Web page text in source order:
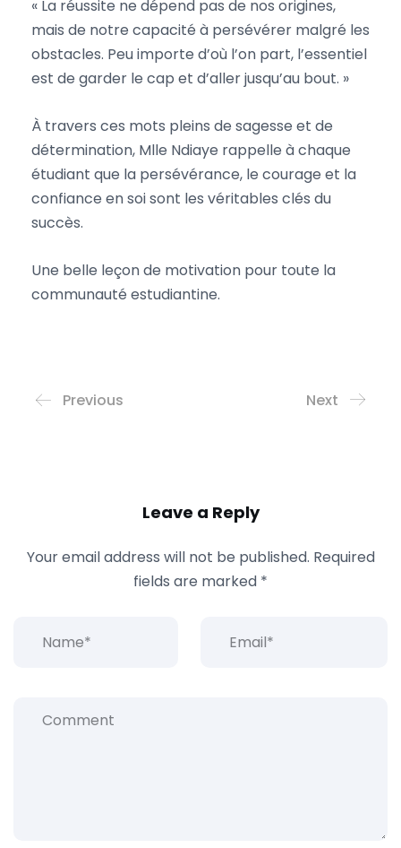
« La réussite ne dépend pas de nos origines,
mais de notre capacité à persévérer malgré les
obstacles. Peu importe d’où l’on part, l’essentiel
est de garder le cap et d’aller jusqu’au bout. »
À travers ces mots pleins de sagesse et de
détermination, Mlle Ndiaye rappelle à chaque
étudiant que la persévérance, le courage et la
confiance en soi sont les véritables clés du
succès.
Une belle leçon de motivation pour toute la
communauté estudiantine.
Previous Next
Leave a Reply
Your email address will not be published. Required
fields are marked *